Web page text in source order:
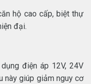
hộ cao cấp, biệt thự
đại.
điện áp 12V, 24V
này giúp giảm nguy cơ